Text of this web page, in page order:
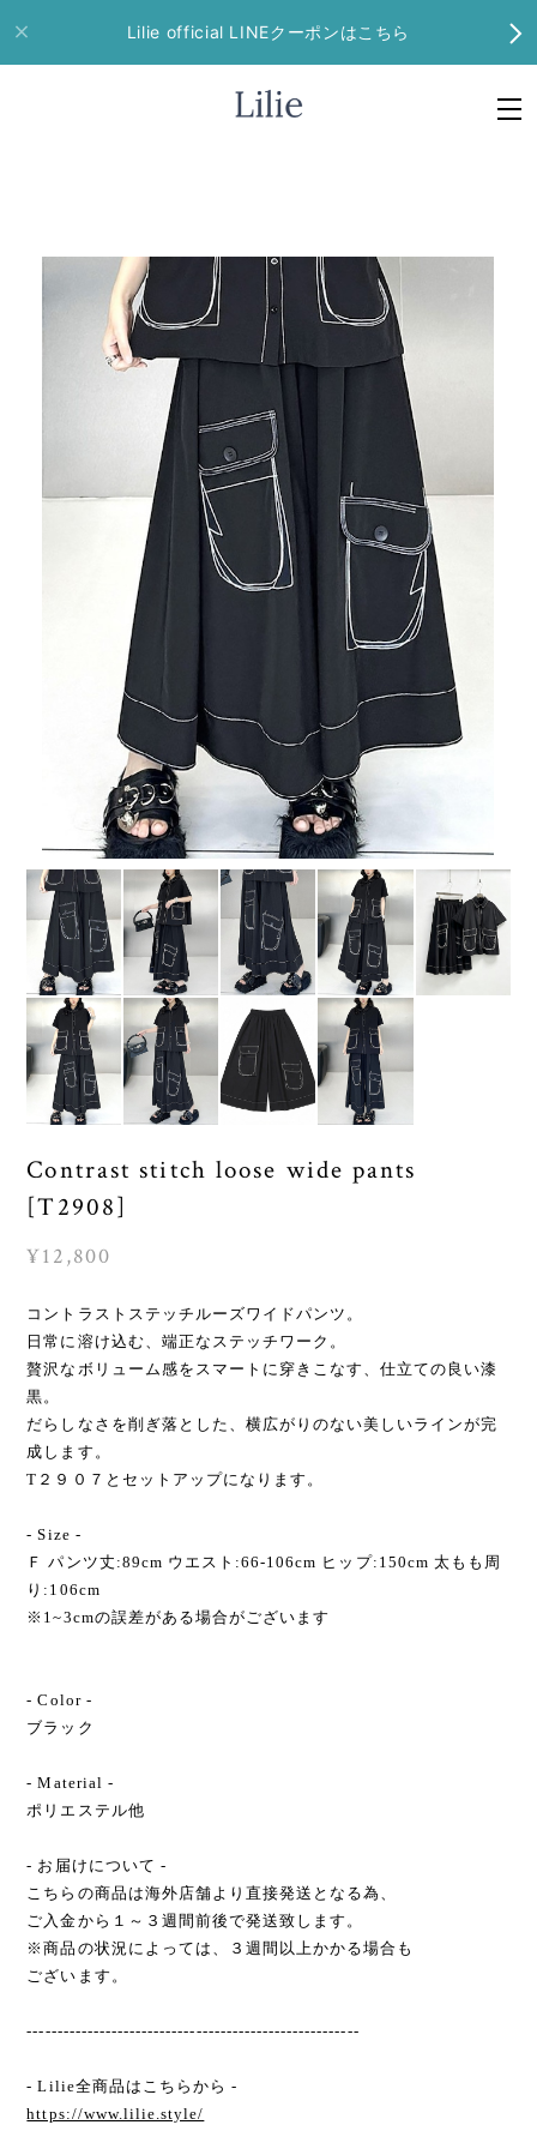
Lilie official LINEクーポンはこちら
Contrast stitch loose wide pants
[T2908]
¥12,800
コントラストステッチルーズワイドパンツ。
日常に溶け込む、端正なステッチワーク。
贅沢なボリューム感をスマートに穿きこなす、仕立ての良い漆
黒。
だらしなさを削ぎ落とした、横広がりのない美しいラインが完
成します。
T２９０７とセットアップになります。
- Size -
Ｆ パンツ丈:89cm ウエスト:66-106cm ヒップ:150cm 太もも周
り:106cm
※1~3cmの誤差がある場合がございます
- Color -
ブラック
- Material -
ポリエステル他
- お届けについて -
こちらの商品は海外店舗より直接発送となる為、
ご入金から１～３週間前後で発送致します。
※商品の状況によっては、３週間以上かかる場合も
ございます。
-------------------------------------------------------
- Lilie全商品はこちらから -
https://www.lilie.style/